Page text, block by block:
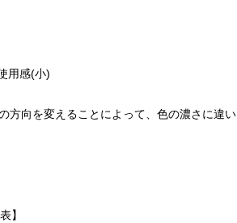
用感(小)
方向を変えることによって、色の濃さに違い
】